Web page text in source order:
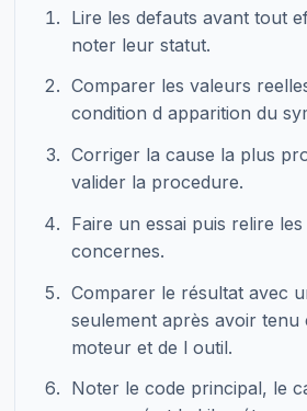
Lire les defauts avant tout
noter leur statut.
Comparer les valeurs
condition d apparition du
Corriger la cause la plus
valider la procedure.
Faire un essai puis relire
concernes.
Comparer le résultat avec
seulement après avoir tenu
moteur et de l outil.
Noter le code principal, le